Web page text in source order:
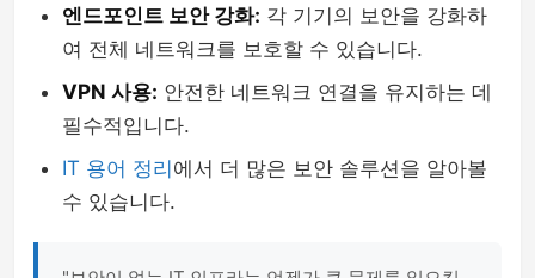
엔드포인트 보안 강화: 각 기기의 보안을 강화하
여 전체 네트워크를 보호할 수 있습니다.
VPN 사용: 안전한 네트워크 연결을 유지하는 데
필수적입니다.
IT 용어 정리 에서 더 많은 보안 솔루션을 알아볼
수 있습니다.